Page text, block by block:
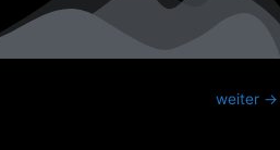
weiter →